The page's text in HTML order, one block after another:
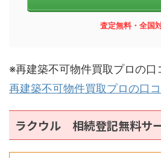
査定無料・全国
※再建築不可物件買取プロの口
再建築不可物件買取プロの口
ラクウル 相続登記無料サ